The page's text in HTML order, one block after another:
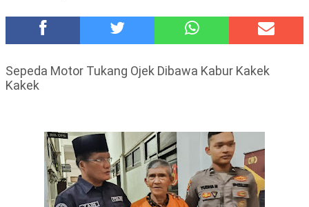
Polsek Wonoasih Perkuat Ketahanan Pangan Lewat Dialog
Bersama Petani
PEMILIH BERKELANJUTAN (PDPB) TRIWULAN II
Meriah,Peringati Hari Bhayangkara ke-80,Polres Batu Gelar
Kapolres Cup 9 Ball Tournament,Gandeng Carabao Bistro &
Pool Batu HQ Total Hadiah Rp 5 Juta
DKD PERADI Malang Jatuhkan Putusan Pelanggaran Kode Etik
Advokat, Abd. Aziz Divonis Bersalah
Sepeda Motor Tukang Ojek Dibawa Kabur Kakek
Kakek